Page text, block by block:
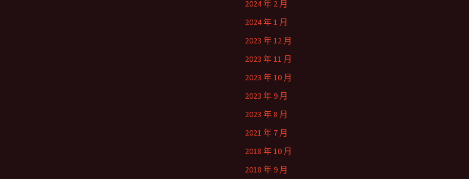
2024 年 2 月
2024 年 1 月
2023 年 12 月
2023 年 11 月
2023 年 10 月
2023 年 9 月
2023 年 8 月
2021 年 7 月
2018 年 10 月
2018 年 9 月